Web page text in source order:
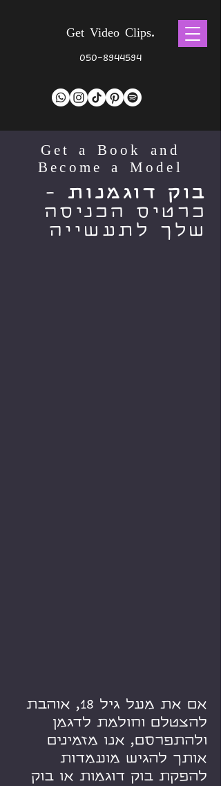
Get Video Clips.
050-8944594
Get a Book and
Become a Model
בוק דוגמנות -
כרטיס הכניסה
שלך לתעשייה
אם את מעל גיל 18, אוהבת
להצטלם וחולמת לדגמן
ולהתפרסם, אנו מזמינים
אותך להגיש מועמדות
להפקת בוק דוגמות או בוק